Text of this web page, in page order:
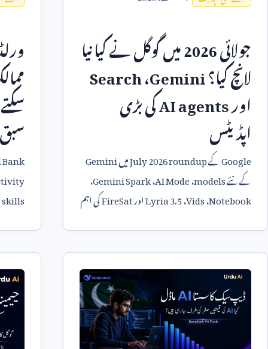
جولائی2026میں گوگل نے کیا نیا
لانچ کیا؟Gemini،Search
اورAI agentsکی بڑی
اپڈیٹس
GoogleکےJuly 2026 roundupمیںGemini
کے نئےmodels،AI Mode،Gemini Spark،
Notebook،Vids،Lyria 3.5اورFireSatکی اہم
سبق
skills